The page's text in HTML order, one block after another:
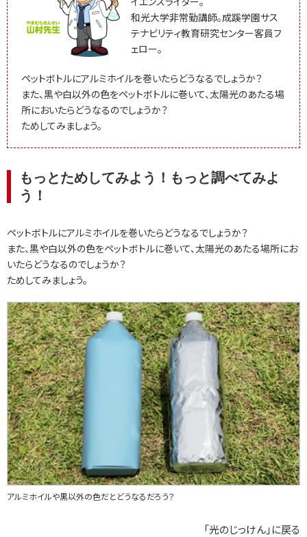
和光大学非常勤講師。成蹊学園サス
テナビリティ教育研究センター客員フ
ェロー。
ペットボトルにアルミホイルを巻いたらどうなるでしょうか？
また、黒や白以外の色をペットボトルに巻いて、太陽光のあたる場
所においたらどうなるのでしょうか？
ためしてみましょう。
もっとためしてみよう！もっと調べてみよ
う！
ペットボトルにアルミホイルを巻いたらどうなるでしょうか？
また、黒や白以外の色をペットボトルに巻いて、太陽光のあたる場所にお
いたらどうなるのでしょうか？
ためしてみましょう。
アルミホイルや黒以外の色だとどうなるだろう？
「光のじっけん」に戻る